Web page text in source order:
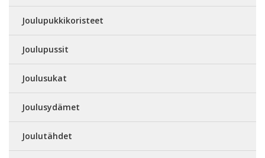
Joulupukkikoristeet
Joulupussit
Joulusukat
Joulusydämet
Joulutähdet